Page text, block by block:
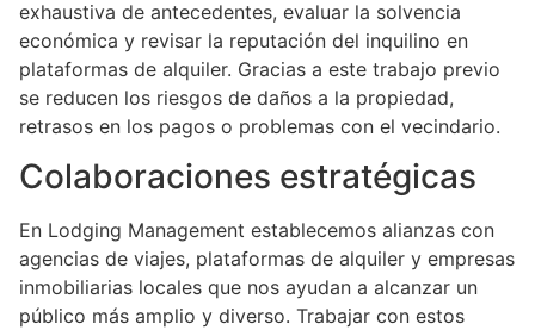
exhaustiva de antecedentes, evaluar la solvencia
económica y revisar la reputación del inquilino en
plataformas de alquiler. Gracias a este trabajo previo
se reducen los riesgos de daños a la propiedad,
retrasos en los pagos o problemas con el vecindario.
Colaboraciones estratégicas
En Lodging Management establecemos alianzas con
agencias de viajes, plataformas de alquiler y empresas
inmobiliarias locales que nos ayudan a alcanzar un
público más amplio y diverso. Trabajar con estos